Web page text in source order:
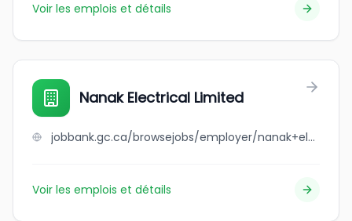
Voir les emplois et détails
Nanak Electrical Limited
jobbank.gc.ca/browsejobs/employer/nanak+electrical+limited/ca
Voir les emplois et détails